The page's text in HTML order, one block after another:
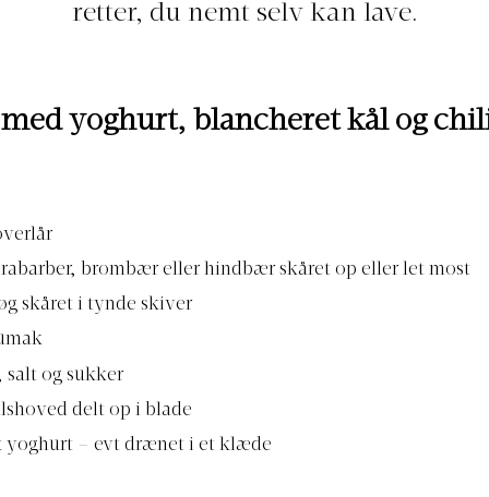
retter, du nemt selv kan lave.
yoghurt, blancheret kål og
brombær eller hindbær skåret op eller let most
skåret i tynde skiver
og sukker
delt op i blade
yoghurt – evt drænet i et klæde